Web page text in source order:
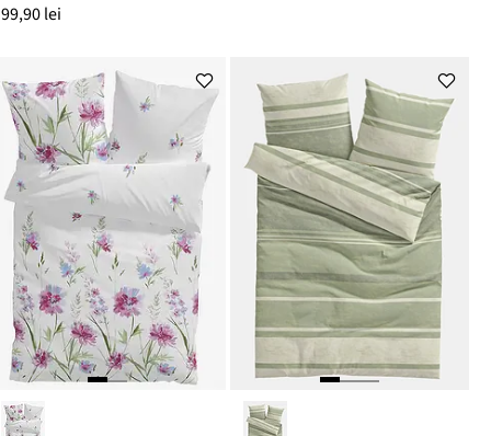
99,90 lei